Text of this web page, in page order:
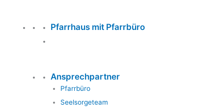
Pfarrhaus mit Pfarrbüro
Ansprechpartner
Pfarrbüro
Seelsorgeteam